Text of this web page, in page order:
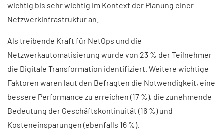
wichtig bis sehr wichtig im Kontext der Planung einer
Netzwerkinfrastruktur an.
Als treibende Kraft für NetOps und die
Netzwerkautomatisierung wurde von 23 % der Teilnehmer
die Digitale Transformation identifiziert. Weitere wichtige
Faktoren waren laut den Befragten die Notwendigkeit, eine
bessere Performance zu erreichen (17 %), die zunehmende
Bedeutung der Geschäftskontinuität (16 %) und
Kosteneinsparungen (ebenfalls 16 %).